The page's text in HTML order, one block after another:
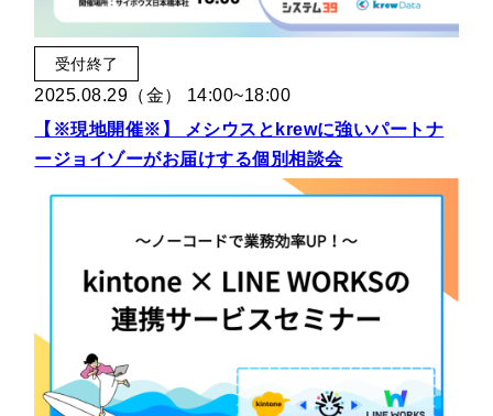
受付終了
2025.08.29（金） 14:00~18:00
【※現地開催※】 メシウスとkrewに強いパートナ
ージョイゾーがお届けする個別相談会